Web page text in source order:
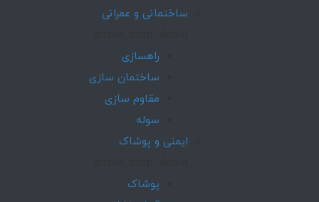
ساختمانی و عمرانی
راهسازی
ساختمان سازی
مقاوم سازی
سوله
ایمنی و پوشاک
پوشاک